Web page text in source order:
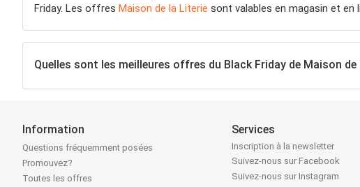
Friday. Les offres Maison de la Literie sont valables en magasin et en
Quelles sont les meilleures offres du Black Friday de Maison de
Information
Questions fréquemment posées
Promouvez?
Toutes les offres
Services
Inscription à la newsletter
Suivez-nous sur Facebook
Suivez-nous sur Instagram